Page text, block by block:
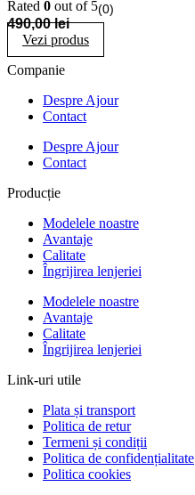
Rated 0 out of 5(0)
490,00lei
Vezi produs
Companie
Despre Ajour
Contact
Despre Ajour
Contact
Producție
Modelele noastre
Avantaje
Calitate
Îngrijirea lenjeriei
Modelele noastre
Avantaje
Calitate
Îngrijirea lenjeriei
Link-uri utile
Plata și transport
Politica de retur
Termeni și condiții
Politica de confidențialitate
Politica cookies